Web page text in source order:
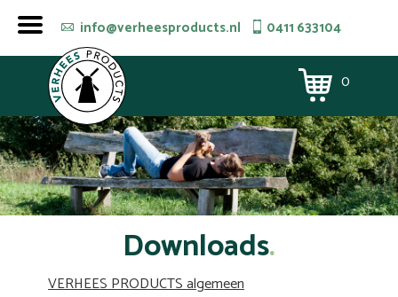
info@verheesproducts.nl 0411 633104
0
Downloads
VERHEES PRODUCTS algemeen